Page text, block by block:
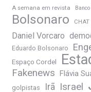
A semana em revista
Bolsonaro CHAT
Daniel Vorcaro
Eduardo Bolsonaro
Espaço Cordel
Fakenews Flávia
golpistas Irã Israel